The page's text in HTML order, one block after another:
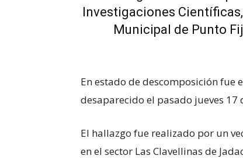
Investigaciones
Municipal de Punto
En estado de descomposición
desaparecido el pasado jueves 17
El hallazgo fue realizado por un
en el sector Las Clavellinas de